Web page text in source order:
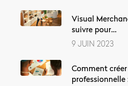
Visual
suivre pour…
9 JUIN 2023
Comment
professionnelle